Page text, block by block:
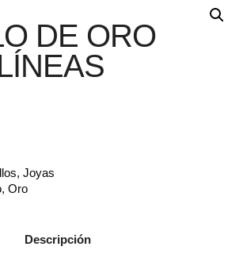
DE ORO
, Joyas
, Oro
Descripción